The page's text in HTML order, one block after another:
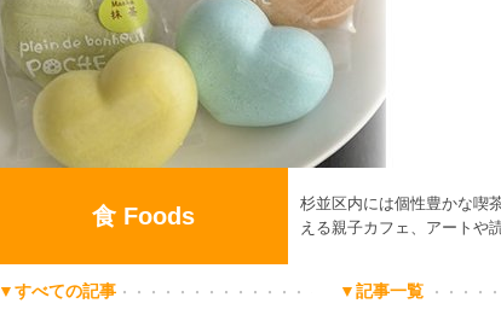
食 Foods
杉並区内には個性豊かな喫
える親子カフェ、アートや
▼すべての記事 ▼記事一覧